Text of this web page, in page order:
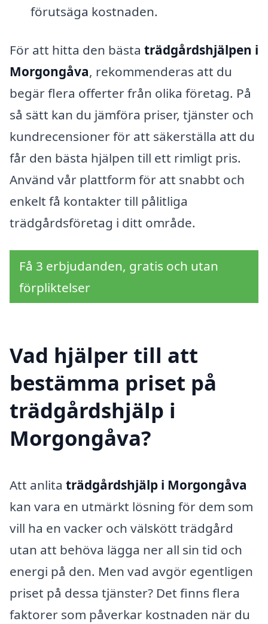
förutsäga kostnaden.
För att hitta den bästa trädgårdshjälpen i
Morgongåva, rekommenderas att du
begär flera offerter från olika företag. På
så sätt kan du jämföra priser, tjänster och
kundrecensioner för att säkerställa att du
får den bästa hjälpen till ett rimligt pris.
Använd vår plattform för att snabbt och
enkelt få kontakter till pålitliga
trädgårdsföretag i ditt område.
Få 3 erbjudanden, gratis och utan
förpliktelser
Vad hjälper till att
bestämma priset på
trädgårdshjälp i
Morgongåva?
Att anlita trädgårdshjälp i Morgongåva
kan vara en utmärkt lösning för dem som
vill ha en vacker och välskött trädgård
utan att behöva lägga ner all sin tid och
energi på den. Men vad avgör egentligen
priset på dessa tjänster? Det finns flera
faktorer som påverkar kostnaden när du